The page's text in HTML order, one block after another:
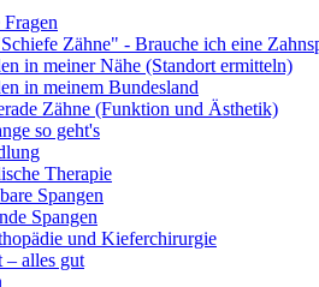
Zähne" - Brauche ich eine
in meiner Nähe (Standort ermitteln)
in meinem Bundesland
Zähne (Funktion und Ästhetik)
so geht's
Therapie
Spangen
Spangen
und Kieferchirurgie
– alles gut